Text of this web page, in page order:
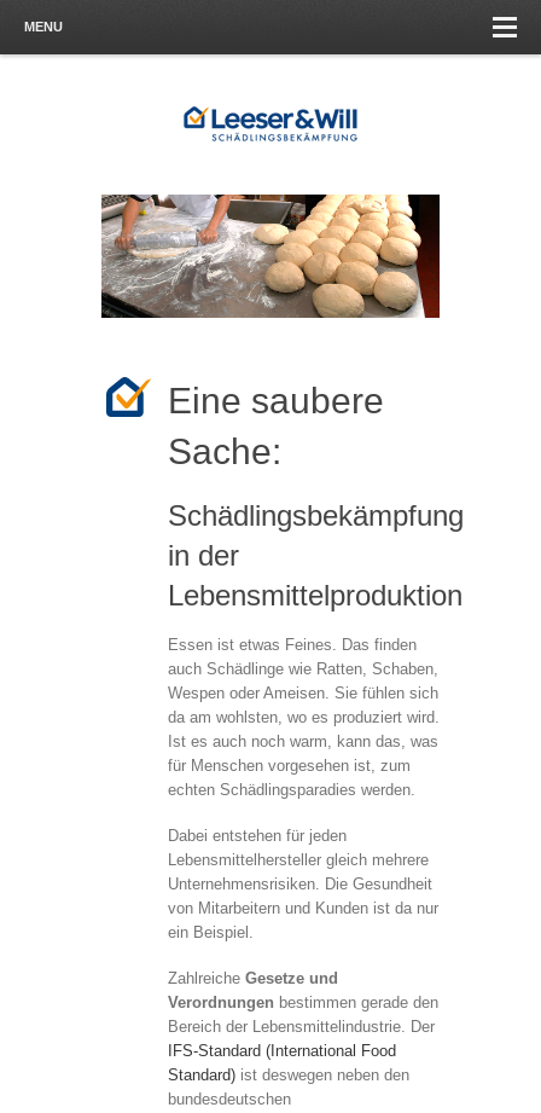
MENU
Eine saubere
Sache:
Schädlingsbekämpfung
in der
Lebensmittelproduktion
Essen ist etwas Feines. Das finden
auch Schädlinge wie Ratten, Schaben,
Wespen oder Ameisen. Sie fühlen sich
da am wohlsten, wo es produziert wird.
Ist es auch noch warm, kann das, was
für Menschen vorgesehen ist, zum
echten Schädlingsparadies werden.
Dabei entstehen für jeden
Lebensmittelhersteller gleich mehrere
Unternehmensrisiken. Die Gesundheit
von Mitarbeitern und Kunden ist da nur
ein Beispiel.
Zahlreiche Gesetze und
Verordnungen bestimmen gerade den
Bereich der Lebensmittelindustrie. Der
IFS-Standard (International Food
Standard) ist deswegen neben den
bundesdeutschen